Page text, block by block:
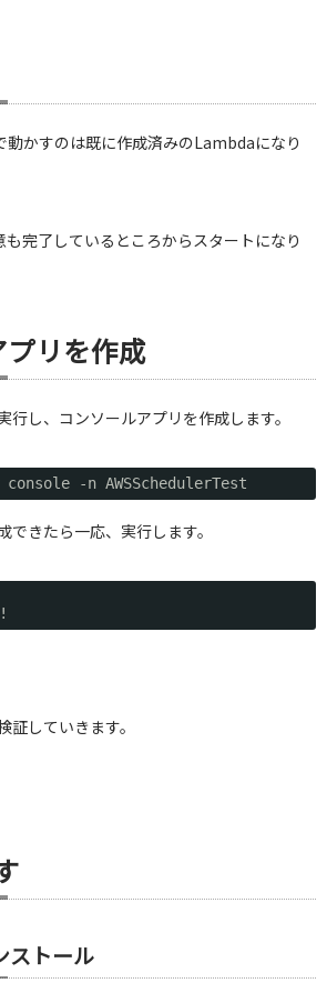
かすのは既に作成済みのLambdaになり
も完了しているところからスタートになり
リを作成
行し、コンソールアプリを作成します。
-n AWSSchedulerTest
できたら一応、実行します。
していきます。
ストール